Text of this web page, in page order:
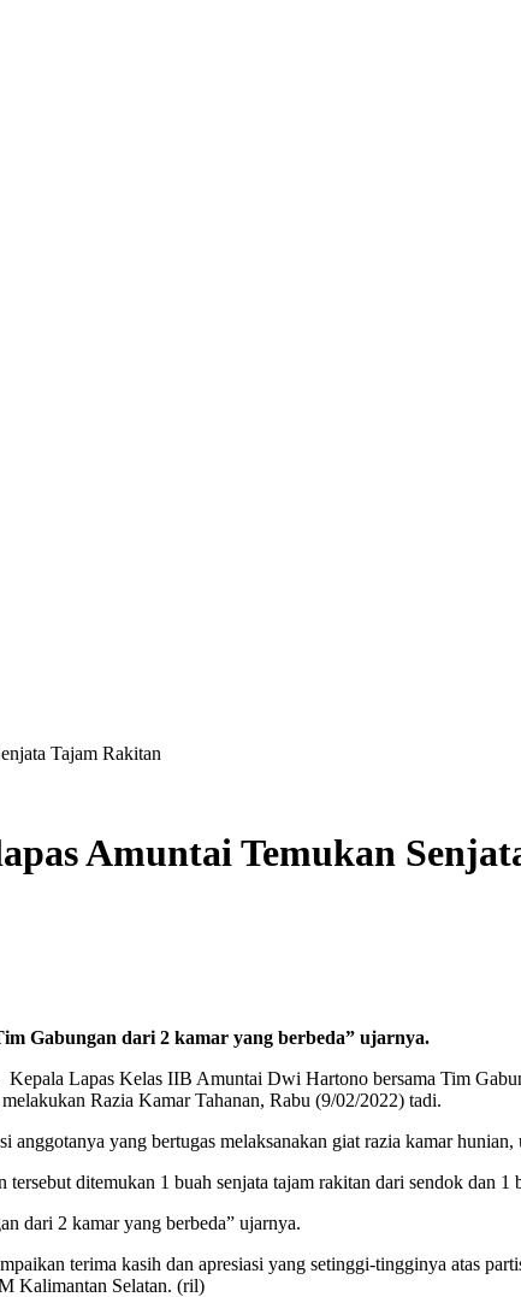
Tajam Rakitan
Amuntai Temukan
Gabungan dari 2 kamar yang berbeda” ujarnya.
Lapas Kelas IIB Amuntai Dwi Hartono bersama Tim
Razia Kamar Tahanan, Rabu (9/02/2022) tadi.
yang bertugas melaksanakan giat razia kamar
ditemukan 1 buah senjata tajam rakitan dari sendok dan 1
dari 2 kamar yang berbeda” ujarnya.
terima kasih dan apresiasi yang setinggi-tingginya atas
Kalimantan Selatan. (ril)